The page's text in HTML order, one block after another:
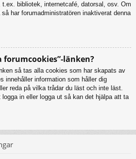
t.ex. bibliotek, internetcafé, datorsal, osv. Om
har forumadministratören inaktiverat denna
forumcookies”-länken?
så tas alla cookies som har skapats av
innehåller information som håller dig
reda på vilka trådar du läst och inte läst.
in eller logga ut så kan det hjälpa att ta